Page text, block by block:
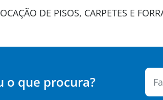
DE PISOS, CARPETES E
o que procura?